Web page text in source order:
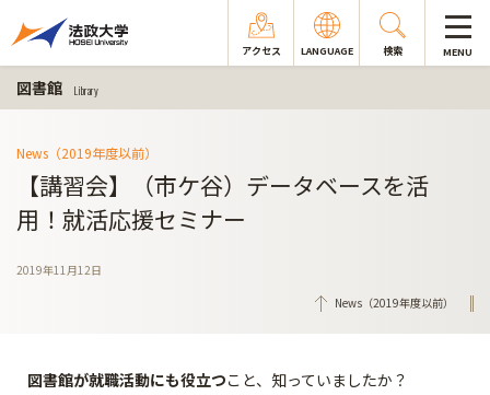
アクセス LANGUAGE 検索 MENU
図書館 Library
News（2019年度以前）
【講習会】（市ケ谷）データベースを活
用！就活応援セミナー
2019年11月12日
News（2019年度以前）
図書館が就職活動にも役立つこと、知っていましたか？